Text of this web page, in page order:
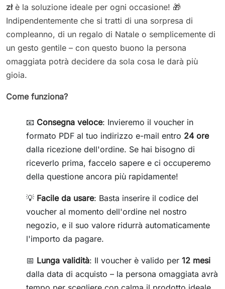
złè la soluzione ideale per ogni occasione! 🎁
Indipendentemente che si tratti di una sorpresa di
compleanno, di un regalo di Natale o semplicemente di
un gesto gentile – con questo buono la persona
omaggiata potrà decidere da sola cosa le darà più
gioia.
Come funziona?
📧 Consegna veloce: Invieremo il voucher in
formato PDF al tuo indirizzo e-mail entro 24 ore
dalla ricezione dell'ordine. Se hai bisogno di
riceverlo prima, faccelo sapere e ci occuperemo
della questione ancora più rapidamente!
💡 Facile da usare: Basta inserire il codice del
voucher al momento dell'ordine nel nostro
negozio, e il suo valore ridurrà automaticamente
l'importo da pagare.
📅 Lunga validità: Il voucher è valido per 12 mesi
dalla data di acquisto – la persona omaggiata avrà